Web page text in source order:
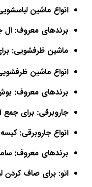
انواع ماشین
برندهای معروف:
ماشین ظرفشویی:
انواع ماشین
برندهای معروف:
جاروبرقی: برای جمع
انواع جاروبرقی:
برندهای معروف:
اتو: برای صاف کردن